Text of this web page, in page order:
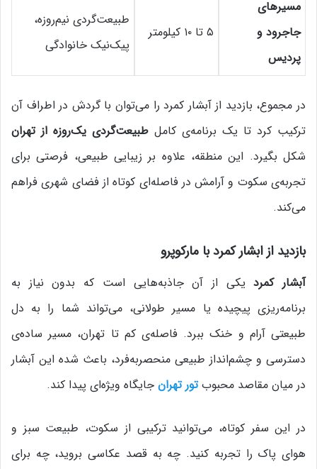
مسیرهای
جاجرود و
پردیس
۵ تا ۱۰ کیلومتر
طبیعت‌گردی نیم‌روزه،
پیک‌نیک خانوادگی
در مجموع، بازدید از آبشار کمرد را می‌توان با گردش در اطراف آن
ترکیب کرد تا یک برنامه‌ی کامل طبیعت‌گردی یک‌روزه از تهران
شکل بگیرد. این منطقه، علاوه بر زیبایی طبیعی، فرصتی برای
تجربه‌ی سکوت و آرامش در فاصله‌ای کوتاه از فضای شهری فراهم
می‌کند.
بازدید از ابشار کمرد با مارکوپرو
آبشار کمردیکی از آن جاذبه‌هایی است که بدون نیاز به
برنامه‌ریزی پیچیده یا مسیر طولانی، می‌تواند شما را به دل
طبیعتی آرام و خنک ببرد. فاصله‌ی کم تا تهران، مسیر ساده‌ی
دسترسی و چشم‌انداز طبیعی منحصربه‌فرد، باعث شده این آبشار
در میان مقاصد محبوبتور تهران جایگاه ویژه‌ای پیدا کند.
در این سفر کوتاه، می‌توانید ترکیبی از سکوت، طبیعت سبز و
هوای پاک را تجربه کنید. چه به قصد عکاسی بروید، چه برای